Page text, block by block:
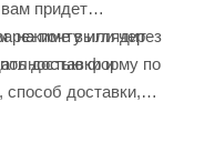
придет
на почту или через
доставки и
режиме выглядит
форму по
доставки,